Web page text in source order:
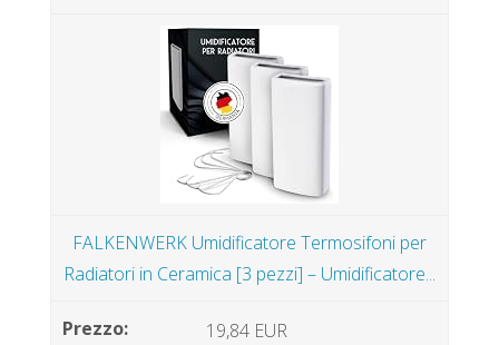
FALKENWERK Umidificatore Termosifoni per
Radiatori in Ceramica [3 pezzi] – Umidificatore...
19,84 EUR